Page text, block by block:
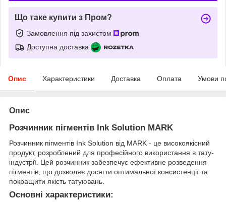
Що таке купити з Пром?
Замовлення під захистом
Доступна доставка
Опис Характеристики Доставка Оплата Умови
Опис
Розчинник пігментів Ink Solution MARK
Розчинник пігментів Ink Solution від MARK - це високоякісний
продукт, розроблений для професійного використання в тату-
індустрії. Цей розчинник забезпечує ефективне розведення
пігментів, що дозволяє досягти оптимальної консистенції та
покращити якість татуювань.
Основні характеристики: